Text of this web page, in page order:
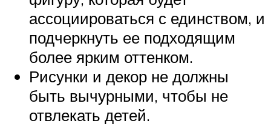
ассоциироваться с единством, и
подчеркнуть ее подходящим
более ярким оттенком.
Рисунки и декор не должны
быть вычурными, чтобы не
отвлекать детей.